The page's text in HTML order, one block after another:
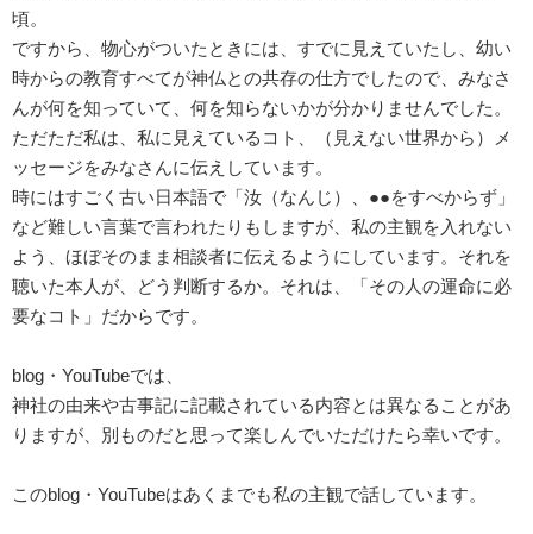
頃。
ですから、物心がついたときには、すでに見えていたし、幼い
時からの教育すべてが神仏との共存の仕方でしたので、みなさ
んが何を知っていて、何を知らないかが分かりませんでした。
ただただ私は、私に見えているコト、（見えない世界から）メ
ッセージをみなさんに伝えしています。
時にはすごく古い日本語で「汝（なんじ）、●●をすべからず」
など難しい言葉で言われたりもしますが、私の主観を入れない
よう、ほぼそのまま相談者に伝えるようにしています。それを
聴いた本人が、どう判断するか。それは、「その人の運命に必
要なコト」だからです。
blog・YouTubeでは、
神社の由来や古事記に記載されている内容とは異なることがあ
りますが、別ものだと思って楽しんでいただけたら幸いです。
このblog・YouTubeはあくまでも私の主観で話しています。